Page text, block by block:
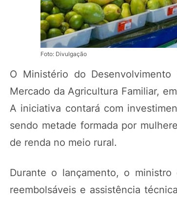
Foto: Divulgação
O Ministério do
Mercado da Agricultura Familiar,
A iniciativa contará com
sendo metade formada por
de renda no meio rural.
Durante o lançamento, o
reembolsáveis e assistência